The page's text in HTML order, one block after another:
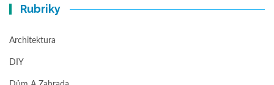
Rubriky
Architektura
DIY